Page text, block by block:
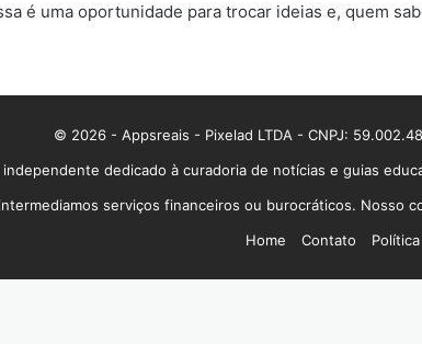
é uma oportunidade para trocar ideias e, quem
© 2026 - Appsreais - Pixelad LTDA - CNPJ:
dedicado à curadoria de notícias e guias
serviços financeiros ou burocráticos.
Home
Contato